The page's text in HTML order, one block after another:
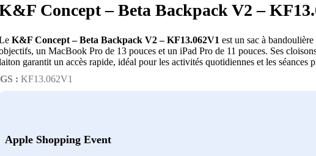
Concept – Beta Backpack V2 –
K&F Concept – Beta Backpack V2 – KF13.062V1 est un sac à
un MacBook Pro de 13 pouces et un iPad Pro de 11 pouces. Ses
garantit un accès rapide, idéal pour les activités quotidiennes et les séances
: KF13.062V1
Apple Shopping Event